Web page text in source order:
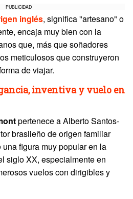
PUBLICIDAD
inglés, significa "artesano" o
encaja muy bien con la
que, más que soñadores
meticulosos que construyeron
de viajar.
inventiva y vuelo en
pertenece a Alberto Santos-
brasileño de origen familiar
figura muy popular en la
siglo XX, especialmente en
vuelos con dirigibles y